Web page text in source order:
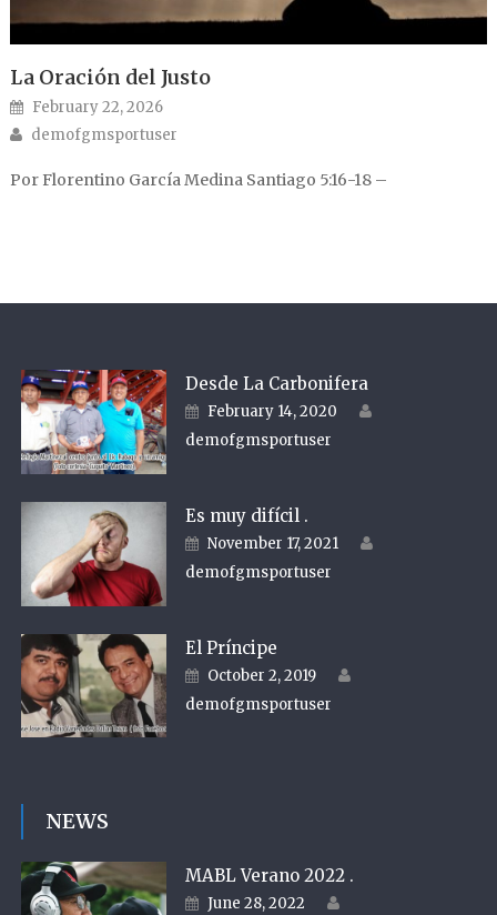
La Oración del Justo
Posted on
February 22, 2026
Author
demofgmsportuser
Por Florentino García Medina Santiago 5:16-18 –
Desde La Carbonifera
Posted on
February 14, 2020
demofgmsportuser
Es muy difícil .
Posted on
November 17, 2021
demofgmsportuser
El Príncipe
Posted on
October 2, 2019
demofgmsportuser
NEWS
MABL Verano 2022 .
Posted on
June 28, 2022